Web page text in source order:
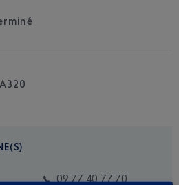
A320
09 77 40 77 70